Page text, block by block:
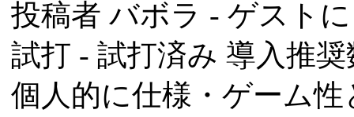
投稿者 バボラ - ゲスト
試打 - 試打済み 導入推
個人的に仕様・ゲーム